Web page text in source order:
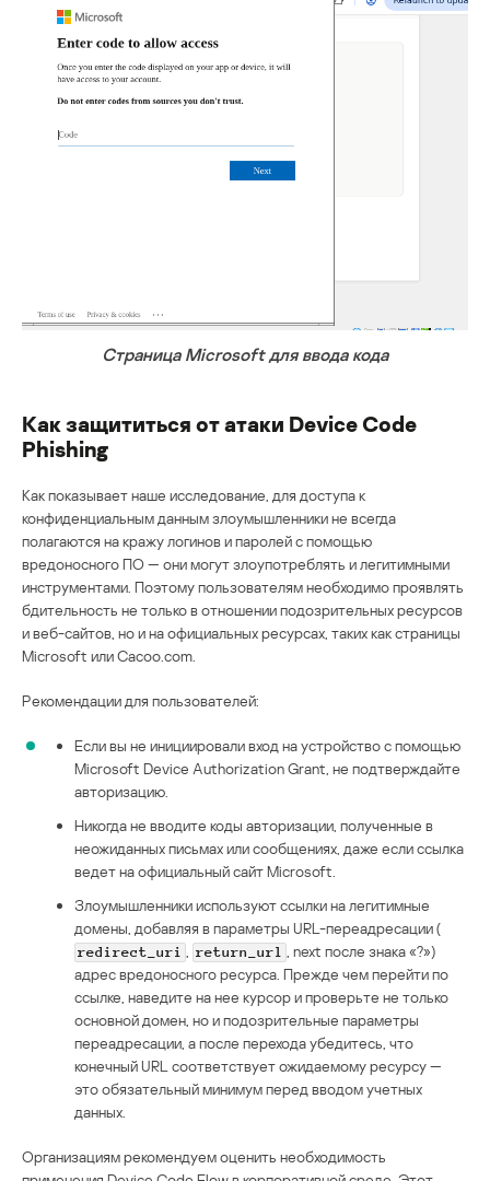
Страница Microsoft для ввода кода
Как защититься от атаки Device Code
Phishing
Как показывает наше исследование, для доступа к
конфиденциальным данным злоумышленники не всегда
полагаются на кражу логинов и паролей с помощью
вредоносного ПО — они могут злоупотреблять и легитимными
инструментами. Поэтому пользователям необходимо проявлять
бдительность не только в отношении подозрительных ресурсов
и веб-сайтов, но и на официальных ресурсах, таких как страницы
Microsoft или Cacoo.com.
Рекомендации для пользователей:
Если вы не инициировали вход на устройство с помощью
Microsoft Device Authorization Grant, не подтверждайте
авторизацию.
Никогда не вводите коды авторизации, полученные в
неожиданных письмах или сообщениях, даже если ссылка
ведет на официальный сайт Microsoft.
Злоумышленники используют ссылки на легитимные
домены, добавляя в параметры URL-переадресации (
redirect_uri return_url
, next после знака «?»)
адрес вредоносного ресурса. Прежде чем перейти по
ссылке, наведите на нее курсор и проверьте не только
основной домен, но и подозрительные параметры
переадресации, а после перехода убедитесь, что
конечный URL соответствует ожидаемому ресурсу —
это обязательный минимум перед вводом учетных
данных.
Организациям рекомендуем оценить необходимость